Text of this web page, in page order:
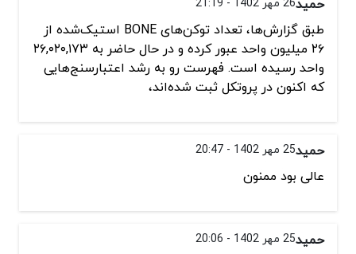
طبق گزارش‌ها، تعداد توکن‌های BONE استیک‌شده از
۲۶ میلیون واحد عبور کرده و در حال حاضر به ۲۶,۰۲۰,۱۷۳
واحد رسیده است. فهرست رو به رشد اعتبارسنج‌هایی
که اکنون در پروتکل ثبت شده‌اند،
حمید25 مهر 1402 - 20:47
عالی بود ممنون
حمید25 مهر 1402 - 20:06